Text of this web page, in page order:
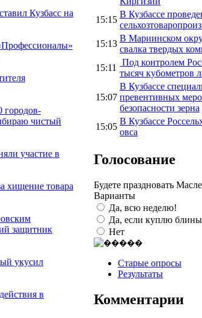
Кузбасс на
чистый
участие в
хищение товара
защитник
укусил
в
15:15
В Кузбассе
15:13
В Мариинском
свалка твердых
15:11
Под контролем
тысяч кубометров
15:07
В Кузбассе
превентивных
безопасности зерна
15:05
В Кузбассе
овса
Голосование
Будете праздновать
Варианты
Да, всю неделю!
Да, если куплю блины
Нет
Старые опросы
Результаты
Комментарии